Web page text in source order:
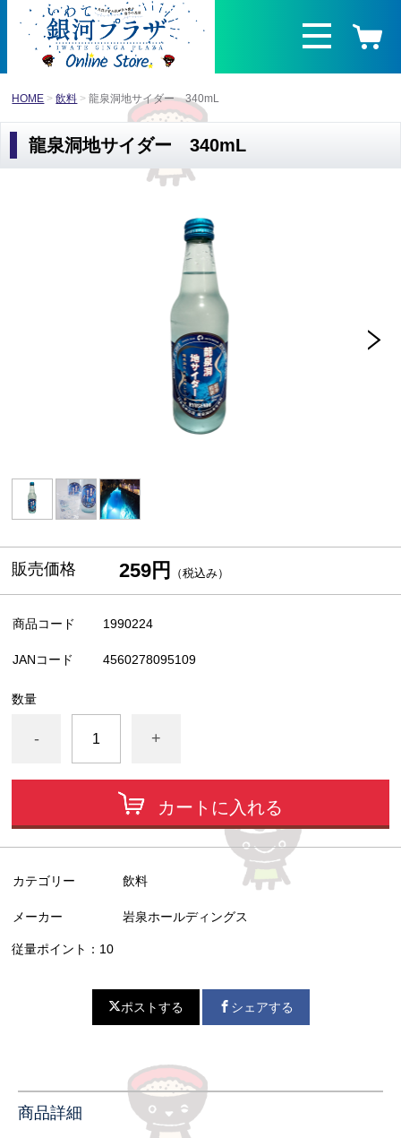
HOME 飲料 龍泉洞地サイダー 340mL
龍泉洞地サイダー 340mL
販売価格 259円 （税込み）
商品コード 1990224
JANコード 4560278095109
数量
- +
カートに入れる
カテゴリー 飲料
メーカー 岩泉ホールディングス
従量ポイント：10
ポストする シェアする
商品詳細